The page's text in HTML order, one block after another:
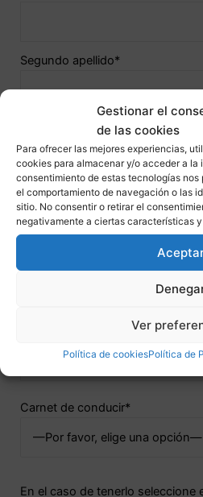
Gestionar el
de las cookies
Para ofrecer las mejores experiencias,
cookies para almacenar y/o acceder a la
consentimiento de estas tecnologías
el comportamiento de navegación o las
sitio. No consentir o retirar el
negativamente a ciertas características
Ver
Política de cookiesPolítica de
Segundo apellido*
Correo electrónico*
Fecha de nacimiento*
Carnet de conducir*
En el caso de tenerlo seleccione